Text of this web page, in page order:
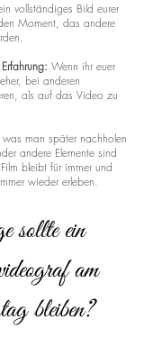
vollständiges Bild eurer
Moment, das andere
Wenn ihr euer
bei anderen
als auf das Video zu
man später nachholen
andere Elemente sind
bleibt für immer und
wieder erleben.
ein
am
bleiben?